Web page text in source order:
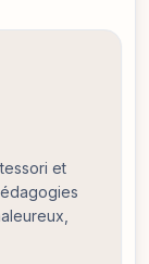
et